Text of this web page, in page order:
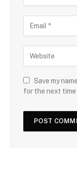
Save my
for the next time